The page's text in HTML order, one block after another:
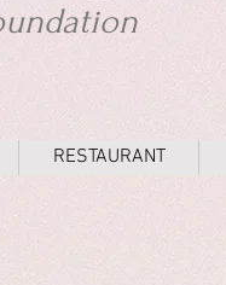
RESTAURANT